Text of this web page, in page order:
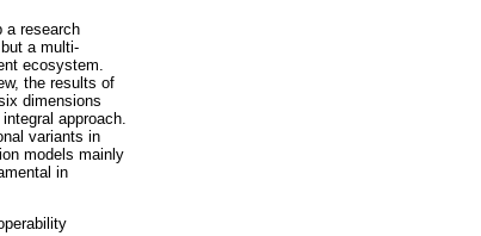
a research
a multi-
ecosystem.
the results of
dimensions
approach.
variants in
models mainly
in